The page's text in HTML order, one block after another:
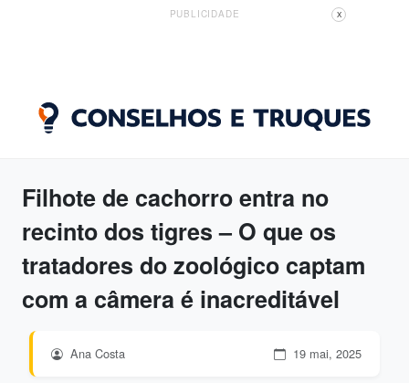
PUBLICIDADE X
Filhote de cachorro entra no
recinto dos tigres – O que os
tratadores do zoológico captam
com a câmera é inacreditável
Ana Costa 19 mai, 2025